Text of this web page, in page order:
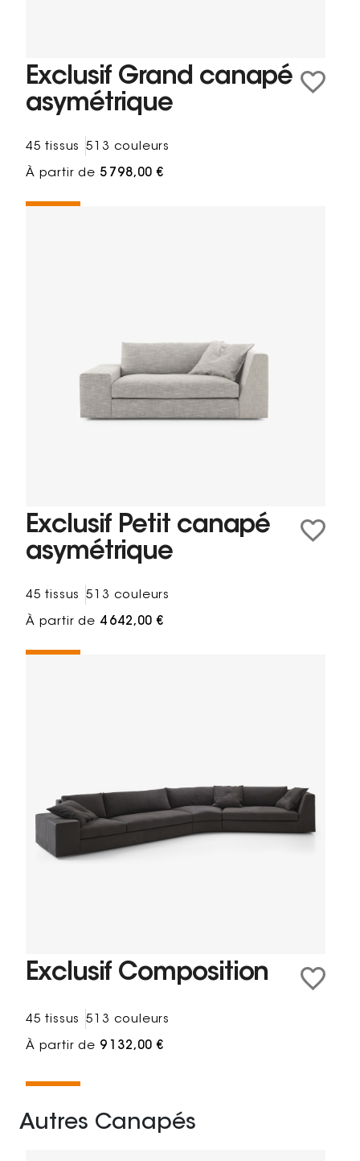
Exclusif Grand canapé
asymétrique
45 tissus 513 couleurs
À partir de 5 798,00 €
Exclusif Petit canapé
asymétrique
45 tissus 513 couleurs
À partir de 4 642,00 €
Exclusif Composition
45 tissus 513 couleurs
À partir de 9 132,00 €
Autres Canapés